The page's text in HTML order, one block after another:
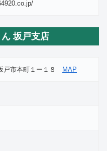
坂戸支店
戸市本町１ー１８ MAP